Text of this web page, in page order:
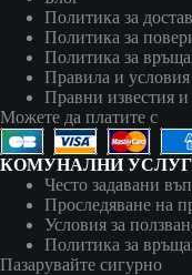
Политика за
Политика за
Политика за
Правила и
Правни известия
Можете да платите с
КОМУНАЛНИ
Често задавани
Проследяване на
Условия за
Политика за
Пазарувайте сигурно